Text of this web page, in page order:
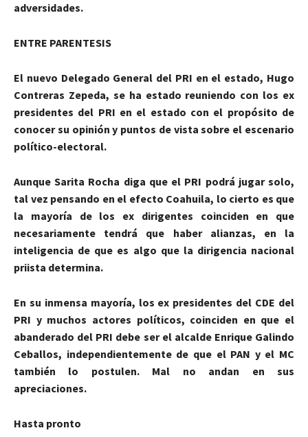
adversidades.
ENTRE PARENTESIS
El nuevo Delegado General del PRI en el estado, Hugo
Contreras Zepeda, se ha estado reuniendo con los ex
presidentes del PRI en el estado con el propósito de
conocer su opinión y puntos de vista sobre el escenario
político-electoral.
Aunque Sarita Rocha diga que el PRI podrá jugar solo,
tal vez pensando en el efecto Coahuila, lo cierto es que
la mayoría de los ex dirigentes coinciden en que
necesariamente tendrá que haber alianzas, en la
inteligencia de que es algo que la dirigencia nacional
priista determina.
En su inmensa mayoría, los ex presidentes del CDE del
PRI y muchos actores políticos, coinciden en que el
abanderado del PRI debe ser el alcalde Enrique Galindo
Ceballos, independientemente de que el PAN y el MC
también lo postulen. Mal no andan en sus
apreciaciones.
Hasta pronto